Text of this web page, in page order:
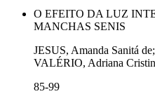
O EFEITO DA LUZ
MANCHAS SENIS
JESUS, Amanda Sanitá
VALÉRIO, Adriana
85-99